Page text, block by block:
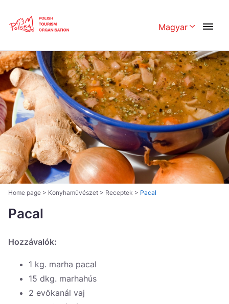
Magyar
Polski English
Česká 中国
Dansk Deutschland
Español Français
Italiano Magyar
Nederlands 日本語
Português Norsk
Suomi
Zamknij
Home page > Konyhaművészet > Receptek > Pacal
Pacal
Hozzávalók:
1 kg. marha pacal
15 dkg. marhahús
2 evőkanál vaj